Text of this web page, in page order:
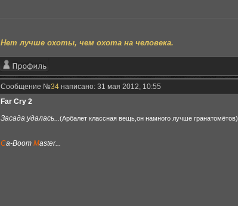
Нет лучше охоты, чем охота на человека.
Сообщение №34 написано: 31 мая 2012, 10:55
Far Cry 2
Засада удалась...(Арбалет классная вещь,он намного лучше гранатомётов)
Ca-Boom Master...